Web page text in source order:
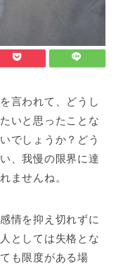
言われて、どうし
いと思ったことな
でしょうか？どう
、我慢の限界に達
ませんね。
情を抑え切れずに
としては失格とな
も限度がある場